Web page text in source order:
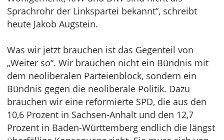
Sprachrohr der Linkspartei bekannt“, schreibt
heute Jakob Augstein.
Was wir jetzt brauchen ist das Gegenteil von
„Weiter so“. Wir brauchen nicht ein Bündnis mit
dem neoliberalen Parteienblock, sondern ein
Bündnis gegen die neoliberale Politik. Dazu
brauchen wir eine reformierte SPD, die aus den
10,6 Prozent in Sachsen-Anhalt und den 12,7
Prozent in Baden-Württemberg endlich die längst